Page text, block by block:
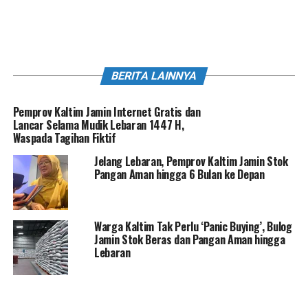
BERITA LAINNYA
Pemprov Kaltim Jamin Internet Gratis dan
Lancar Selama Mudik Lebaran 1447 H,
Waspada Tagihan Fiktif
Jelang Lebaran, Pemprov Kaltim Jamin Stok
Pangan Aman hingga 6 Bulan ke Depan
Warga Kaltim Tak Perlu ‘Panic Buying’, Bulog
Jamin Stok Beras dan Pangan Aman hingga
Lebaran